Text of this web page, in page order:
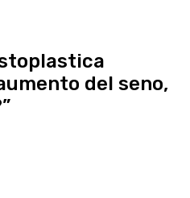
del seno,